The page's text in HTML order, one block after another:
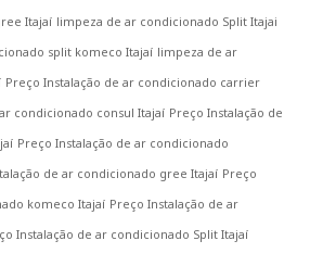
Itajaí limpeza de ar condicionado Split Itajai
split komeco Itajaí limpeza de ar
Preço Instalação de ar condicionado carrier
condicionado consul Itajaí Preço Instalação de
Preço Instalação de ar condicionado
de ar condicionado gree Itajaí Preço
komeco Itajaí Preço Instalação de ar
Instalação de ar condicionado Split Itajaí